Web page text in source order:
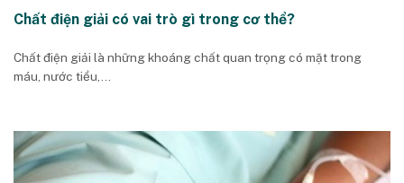
Chất điện giải có vai trò gì trong cơ thể?
Chất điện giải là những khoáng chất quan trọng có mặt trong
máu, nước tiểu,...